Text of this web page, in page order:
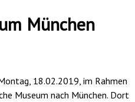
München
18.02.2019, im Rahmen
Museum nach München. Dort